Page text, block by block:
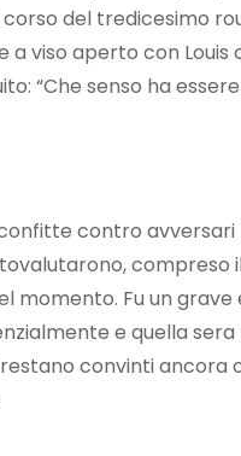
del tredicesimo
viso aperto con
“Che senso ha
contro
compreso
momento. Fu un
e quella
convinti ancora